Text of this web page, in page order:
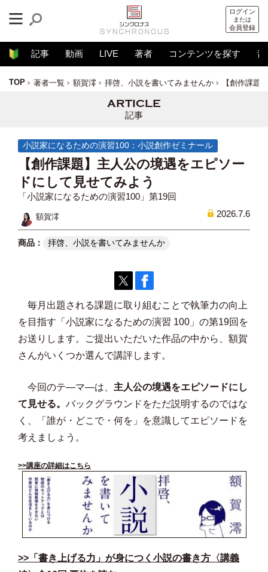
ログイン
または
会員登録
記事 動画 LIVE 著者 コンテンツを探す 音
TOP 著者一覧 額賀澪 拝啓、小説を書いてみませんか 【創作課題
記事
小説家になるための演習100：小説創作ゼミナール
【創作課題】主人公の境遇をエピソー
ドにして見せてみよう
「小説家になるための演習100」第19回
額賀澪 2026.7.6
拝啓、小説を書いてみませんか
毎月出題される課題に取り組むことで執筆力の向上
を目指す「小説家になるための演習 100」の第19回を
お送りします。ご提出いただいた作品の中から、額賀
さんがいくつか選んで講評します。
今回のテ―マ―は、 主人公の境遇をエピソードにし
て見せる。 バックグラウンドをただ説明するのではな
く、「誰が・どこで・何を」を意識してエピソードを
考えましょう。
>>講座の詳細はこちら
>>「書き上げる力」が身につく小説の書き方〈講義